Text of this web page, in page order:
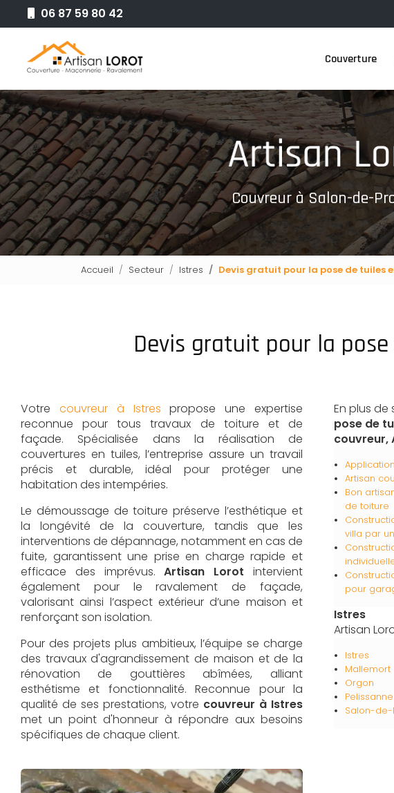
principal
06 87 59 80 42
Couverture
Couvreur à Salon-de-
Accueil Secteur Istres Devis gratuit pour la pose de tuiles
Devis gratuit pour la
Votre couvreur à Istres propose une expertise
reconnue pour tous travaux de toiture et de
façade. Spécialisée dans la réalisation de
couvertures en tuiles, l’entreprise assure un travail
précis et durable, idéal pour protéger une
habitation des intempéries.
Le démoussage de toiture préserve l’esthétique et
la longévité de la couverture, tandis que les
interventions de dépannage, notamment en cas de
fuite, garantissent une prise en charge rapide et
efficace des imprévus. Artisan Lorot intervient
également pour le ravalement de façade,
valorisant ainsi l’aspect extérieur d’une maison et
renforçant son isolation.
Pour des projets plus ambitieux, l’équipe se charge
des travaux d'agrandissement de maison et de la
rénovation de gouttières abîmées, alliant
esthétisme et fonctionnalité. Reconnue pour la
qualité de ses prestations, votre couvreur à Istres
met un point d'honneur à répondre aux besoins
spécifiques de chaque client.
En plus de
pose de
couvreur,
Artisan
Bon
de toiture
villa par
pour
Istres
Artisan
Istres
Mallemort
Orgon
Pelissanne
Salon-de-